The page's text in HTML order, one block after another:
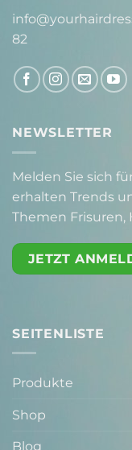
82
NEWSLETTER
Melden Sie sich
erhalten Trends
Themen Frisuren,
JETZT
SEITENLISTE
Produkte
Shop
Blog